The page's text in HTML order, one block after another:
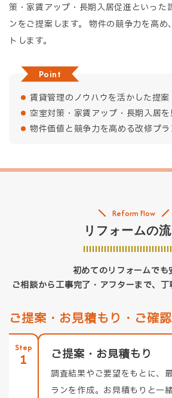
策・家賃アップ・長期入居促進といった
ンをご提案します。 物件の競争力を高
トします。
Point
賃貸管理のノウハウを活かした提案
空室対策・家賃アップ・長期入居
物件価値と競争力を高める改修プラ
Reform Flow
リフォームの
初めてのリフォームでも
ご相談から工事完了・アフターまで、丁
ご提案・お見積もり・ご確認
Step
1 ご提案・お見積もり
調査結果やご要望をもとに、
ランを作成。お見積もりと一